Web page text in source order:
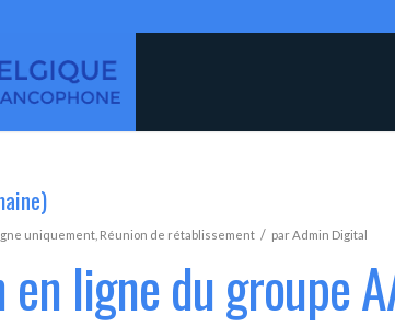
uniquement Réunion de rétablissement / parAdmin Digital
en ligne du groupe